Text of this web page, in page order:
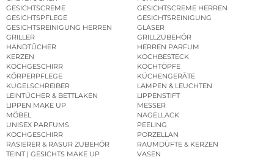
GESICHTSCREME
GESICHTSCREME HERREN
GESICHTSPFLEGE
GESICHTSREINIGUNG
GESICHTSREINIGUNG HERREN
GLÄSER
GRILLER
GRILLZUBEHÖR
HANDTÜCHER
HERREN PARFUM
KERZEN
KOCHBESTECK
KOCHGESCHIRR
KOCHTÖPFE
KÖRPERPFLEGE
KÜCHENGERÄTE
KUGELSCHREIBER
LAMPEN & LEUCHTEN
LEINTÜCHER & BETTLAKEN
LIPPENSTIFT
LIPPEN MAKE UP
MESSER
MÖBEL
NAGELLACK
UNISEX PARFUMS
PEELING
KOCHGESCHIRR
PORZELLAN
RASIERER & RASUR ZUBEHÖR
RAUMDÜFTE & KERZEN
TEINT | GESICHTS MAKE UP
VASEN